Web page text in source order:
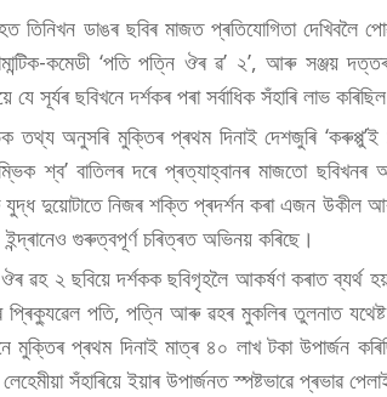
তিনিখন ডাঙৰ ছবিৰ মাজত প্ৰতিযোগিতা দেখিবলৈ
কমেডী ‘পতি পত্নি ঔৰ ৱ’ ২’, আৰু সঞ্জয়
যে সূৰ্যৰ ছবিখনে দৰ্শকৰ পৰা সৰ্বাধিক সঁহাৰি লাভ
তথ্য অনুসৰি মুক্তিৰ প্ৰথম দিনাই দেশজুৰি
শ্ব’ বাতিলৰ দৰে প্ৰত্যাহ্বানৰ মাজতো ছবিখনৰ
দুয়োটাতে নিজৰ শক্তি প্ৰদৰ্শন কৰা এজন উকীল
ইন্দ্ৰানেও গুৰুত্বপূৰ্ণ চৰিত্ৰত অভিনয় কৰিছে।
ৱহ ২ ছবিয়ে দৰ্শকক ছবিগৃহলৈ আকৰ্ষণ কৰাত ব্যৰ্থ
প্ৰিক্যুৱেল পতি, পত্নি আৰু ৱহৰ মুকলিৰ তুলনাত
মুক্তিৰ প্ৰথম দিনাই মাত্ৰ ৪০ লাখ টকা উপাৰ্জন
সঁহাৰিয়ে ইয়াৰ উপাৰ্জনত স্পষ্টভাৱে প্ৰভাৱ